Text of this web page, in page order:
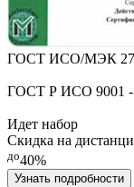
ГОСТ ИСО/МЭК
ГОСТ Р ИСО 9001 -
Идет набор
Скидка на
до40%
Узнать подробности